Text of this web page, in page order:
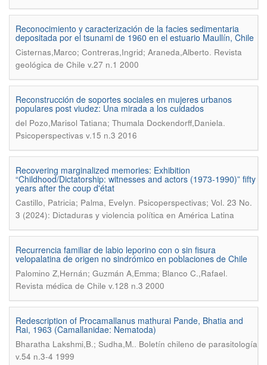
Reconocimiento y caracterización de la facies sedimentaria
depositada por el tsunami de 1960 en el estuario Maullín, Chile
Cisternas,Marco; Contreras,Ingrid; Araneda,Alberto. Revista
geológica de Chile v.27 n.1 2000
Reconstrucción de soportes sociales en mujeres urbanos
populares post viudez: Una mirada a los cuidados
del Pozo,Marisol Tatiana; Thumala Dockendorff,Daniela.
Psicoperspectivas v.15 n.3 2016
Recovering marginalized memories: Exhibition
“Childhood/Dictatorship: witnesses and actors (1973-1990)” fifty
years after the coup d'état
Castillo, Patricia; Palma, Evelyn. Psicoperspectivas; Vol. 23 No.
3 (2024): Dictaduras y violencia política en América Latina
Recurrencia familiar de labio leporino con o sin fisura
velopalatina de origen no sindrómico en poblaciones de Chile
Palomino Z,Hernán; Guzmán A,Emma; Blanco C.,Rafael.
Revista médica de Chile v.128 n.3 2000
Redescription of Procamallanus mathurai Pande, Bhatia and
Rai, 1963 (Camallanidae: Nematoda)
Bharatha Lakshmi,B.; Sudha,M.. Boletín chileno de parasitología
v.54 n.3-4 1999